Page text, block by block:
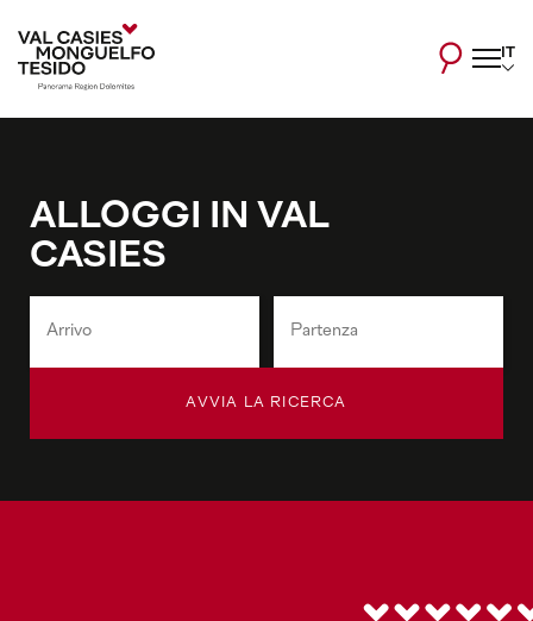
IT
ALLOGGI IN VAL
CASIES
AVVIA LA RICERCA